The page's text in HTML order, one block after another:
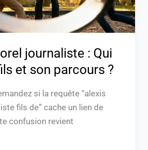
journaliste : Qui
et son parcours ?
si la requête “alexis
fils de” cache un lien de
confusion revient